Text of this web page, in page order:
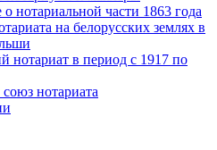
нотариальной части 1863 года
на белорусских землях в
нотариат в период с 1917 по
нотариата